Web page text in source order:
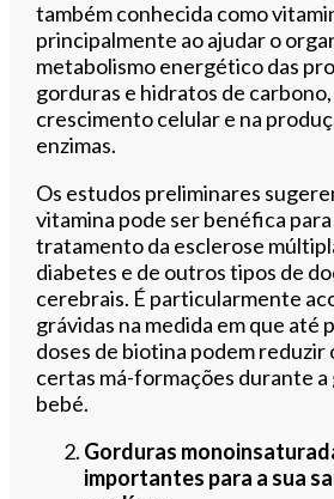
também conhecida como
principalmente ao ajudar o
metabolismo energético das
gorduras e hidratos de
crescimento celular e na
enzimas.
Os estudos preliminares
vitamina pode ser benéfica
tratamento da esclerose
diabetes e de outros tipos de
cerebrais. É particularmente
grávidas na medida em que até
doses de biotina podem reduzir
certas má-formações durante a
bebé.
Gorduras
importantes para a sua